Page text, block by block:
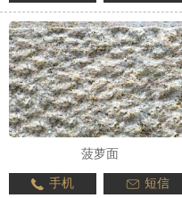
菠萝面
手机 短信